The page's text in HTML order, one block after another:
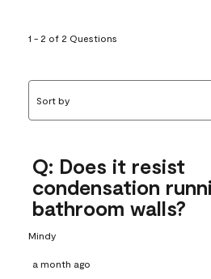
1 - 2 of 2 Questions
Sort by
Q: Does it resist
condensation
bathroom walls?
Mindy
a month ago